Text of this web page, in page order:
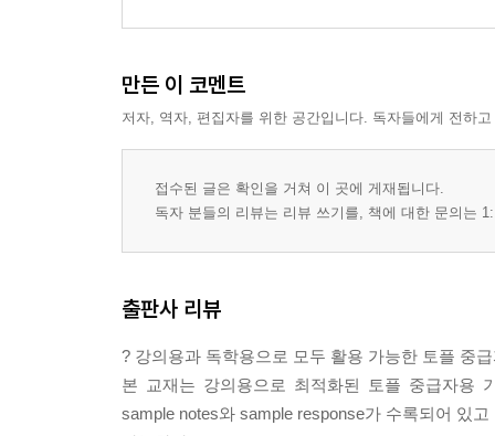
만든 이 코멘트
저자, 역자, 편집자를 위한 공간입니다. 독자들에게 전하
접수된 글은 확인을 거쳐 이 곳에 게재됩니다.
독자 분들의 리뷰는 리뷰 쓰기를, 책에 대한 문의는
출판사 리뷰
? 강의용과 독학용으로 모두 활용 가능한 토플 중
본 교재는 강의용으로 최적화된 토플 중급자용
sample notes와 sample response가 수록되어 있